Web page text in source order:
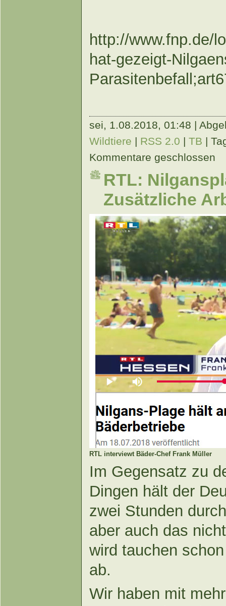
http://www.fnp.de/
hat-gezeigt-
sei, 1.08.2018, 01:48 |
Wildtiere | RSS 2.0 | TB |
Kommentare geschlossen
RTL:
Zusätzliche
RTL interviewt Bäder-Chef Frank Müller
Im Gegensatz zu
Dingen hält der
zwei Stunden
aber auch das
wird tauchen
ab.
Wir haben mit